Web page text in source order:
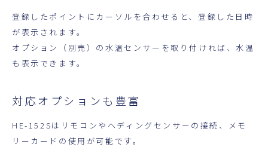
登録したポイントにカーソルを合わせると、登録した日時
が表示されます。
オプション（別売）の水温センサーを取り付ければ、水温
も表示できます。
対応オプションも豊富
HE-152Sはリモコンやヘディングセンサーの接続、メモ
リーカードの使用が可能です。